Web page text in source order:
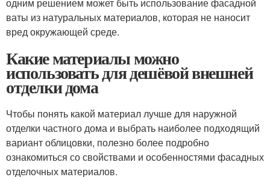
одним решением может быть использование фасадной
ваты из натуральных материалов, которая не наносит
вред окружающей среде.
Какие материалы можно
использовать для дешёвой внешней
отделки дома
Чтобы понять какой материал лучше для наружной
отделки частного дома и выбрать наиболее подходящий
вариант облицовки, полезно более подробно
ознакомиться со свойствами и особенностями фасадных
отделочных материалов.